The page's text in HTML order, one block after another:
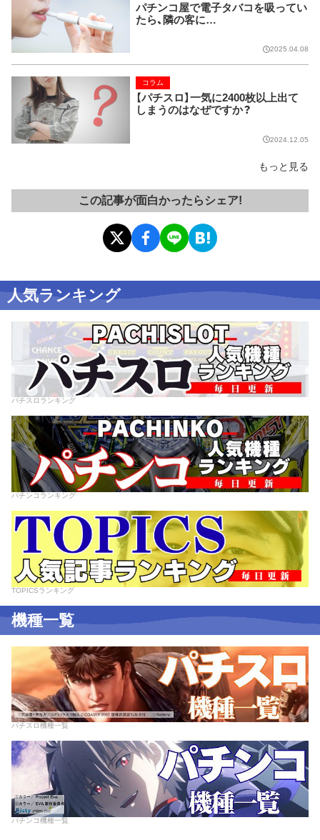
パチンコ屋で電子タバコを吸ってい
たら、隣の客に…
2025.04.08
【パチスロ】一気に2400枚以上出て
しまうのはなぜですか？
コラム
2024.12.05
もっと見る
この記事が面白かったらシェア!
人気ランキング
パチスロランキング
パチンコランキング
TOPICSランキング
機種一覧
パチスロ機種一覧
パチンコ機種一覧